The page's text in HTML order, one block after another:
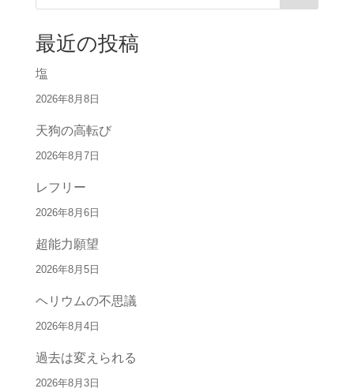
最近の投稿
塩
2026年8月8日
天狗の高転び
2026年8月7日
レフリー
2026年8月6日
超能力願望
2026年8月5日
ヘリウムの不思議
2026年8月4日
過去は変えられる
2026年8月3日